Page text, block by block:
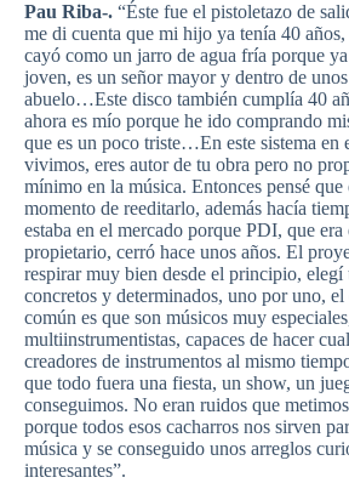
Pau Riba-. “Éste fue el pistoletazo de
me di cuenta que mi hijo ya tenía 40 años,
cayó como un jarro de agua fría porque
joven, es un señor mayor y dentro de
abuelo…Este disco también cumplía 40
ahora es mío porque he ido comprando
que es un poco triste…En este sistema en
vivimos, eres autor de tu obra pero no
mínimo en la música. Entonces pensé que
momento de reeditarlo, además hacía
estaba en el mercado porque PDI, que
propietario, cerró hace unos años. El
respirar muy bien desde el principio, elegí
concretos y determinados, uno por uno,
común es que son músicos muy
multiinstrumentistas, capaces de hacer
creadores de instrumentos al mismo
que todo fuera una fiesta, un show, un
conseguimos. No eran ruidos que
porque todos esos cacharros nos sirven
música y se conseguido unos arreglos
interesantes”.